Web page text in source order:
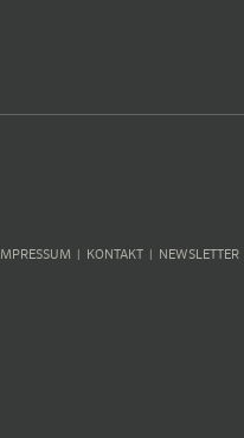
IMPRESSUM KONTAKT NEWSLETTER